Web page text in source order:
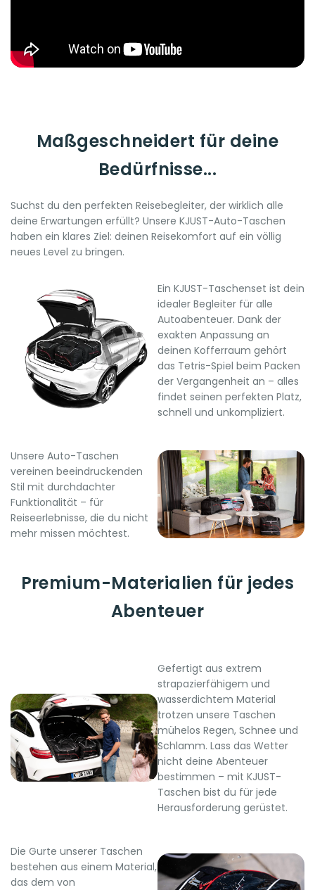
Maßgeschneidert für deine
Bedürfnisse...
Suchst du den perfekten Reisebegleiter, der wirklich alle
deine Erwartungen erfüllt? Unsere KJUST-Auto-Taschen
haben ein klares Ziel: deinen Reisekomfort auf ein völlig
neues Level zu bringen.
Ein KJUST-Taschenset ist dein
idealer Begleiter für alle
Autoabenteuer. Dank der
exakten Anpassung an
deinen Kofferraum gehört
das Tetris-Spiel beim Packen
der Vergangenheit an – alles
findet seinen perfekten Platz,
schnell und unkompliziert.
Unsere Auto-Taschen
vereinen beeindruckenden
Stil mit durchdachter
Funktionalität – für
Reiseerlebnisse, die du nicht
mehr missen möchtest.
Premium-Materialien für jedes
Abenteuer
Gefertigt aus extrem
strapazierfähigem und
wasserdichtem Material
trotzen unsere Taschen
mühelos Regen, Schnee und
Schlamm. Lass das Wetter
nicht deine Abenteuer
bestimmen – mit KJUST-
Taschen bist du für jede
Herausforderung gerüstet.
Die Gurte unserer Taschen
bestehen aus einem Material,
das dem von